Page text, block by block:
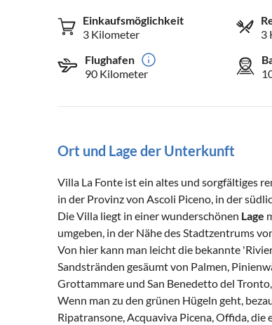
Einkaufsmöglichkeit
3 Kilometer
3
Flughafen
90 Kilometer
Ort und Lage der Unterkunft
Villa La Fonte ist ein altes und sorgfältiges
in der Provinz von Ascoli Piceno, in der
Die Villa liegt in einer wunderschönen Lage
umgeben, in der Nähe des Stadtzentrums
Von hier kann man leicht die bekannte
Sandstränden gesäumt von Palmen,
Grottammare und San Benedetto del
Wenn man zu den grünen Hügeln geht,
Ripatransone, Acquaviva Picena, Offida,